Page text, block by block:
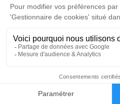
Faire-part
Déroulé des
bientôt disponibles.
Activez une alerte si vous